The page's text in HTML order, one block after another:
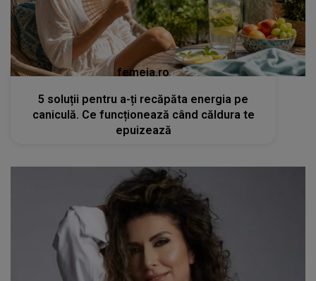
femeia.ro
5 soluții pentru a-ți recăpăta energia pe
caniculă. Ce funcționează când căldura te
epuizează